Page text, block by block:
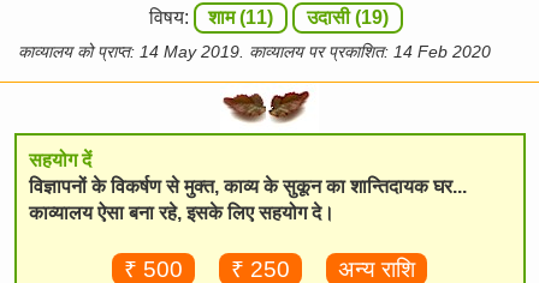
विषय: शाम (11) उदासी (19)
काव्यालय को प्राप्त: 14 May 2019. काव्यालय पर प्रकाशित: 14 Feb 2020
सहयोग दें
विज्ञापनों के विकर्षण से मुक्त, काव्य के सुकून का शान्तिदायक घर...
काव्यालय ऐसा बना रहे, इसके लिए सहयोग दे।
₹ 500 ₹ 250 अन्य राशि